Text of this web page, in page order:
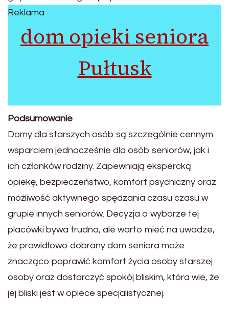
Reklama
dom opieki seniora
Pułtusk
Podsumowanie
Domy dla starszych osób są szczególnie cennym
wsparciem jednocześnie dla osób seniorów, jak i
ich członków rodziny. Zapewniają ekspercką
opiekę, bezpieczeństwo, komfort psychiczny oraz
możliwość aktywnego spędzania czasu czasu w
grupie innych seniorów. Decyzja o wyborze tej
placówki bywa trudna, ale warto mieć na uwadze,
że prawidłowo dobrany dom seniora może
znacząco poprawić komfort życia osoby starszej
osoby oraz dostarczyć spokój bliskim, która wie, że
jej bliski jest w opiece specjalistycznej.